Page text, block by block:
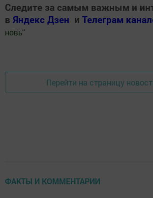
Следите за самым важным и
в Яндекс Дзен и Телеграм
новь"
Перейти на страницу
ФАКТЫ И КОММЕНТАРИИ